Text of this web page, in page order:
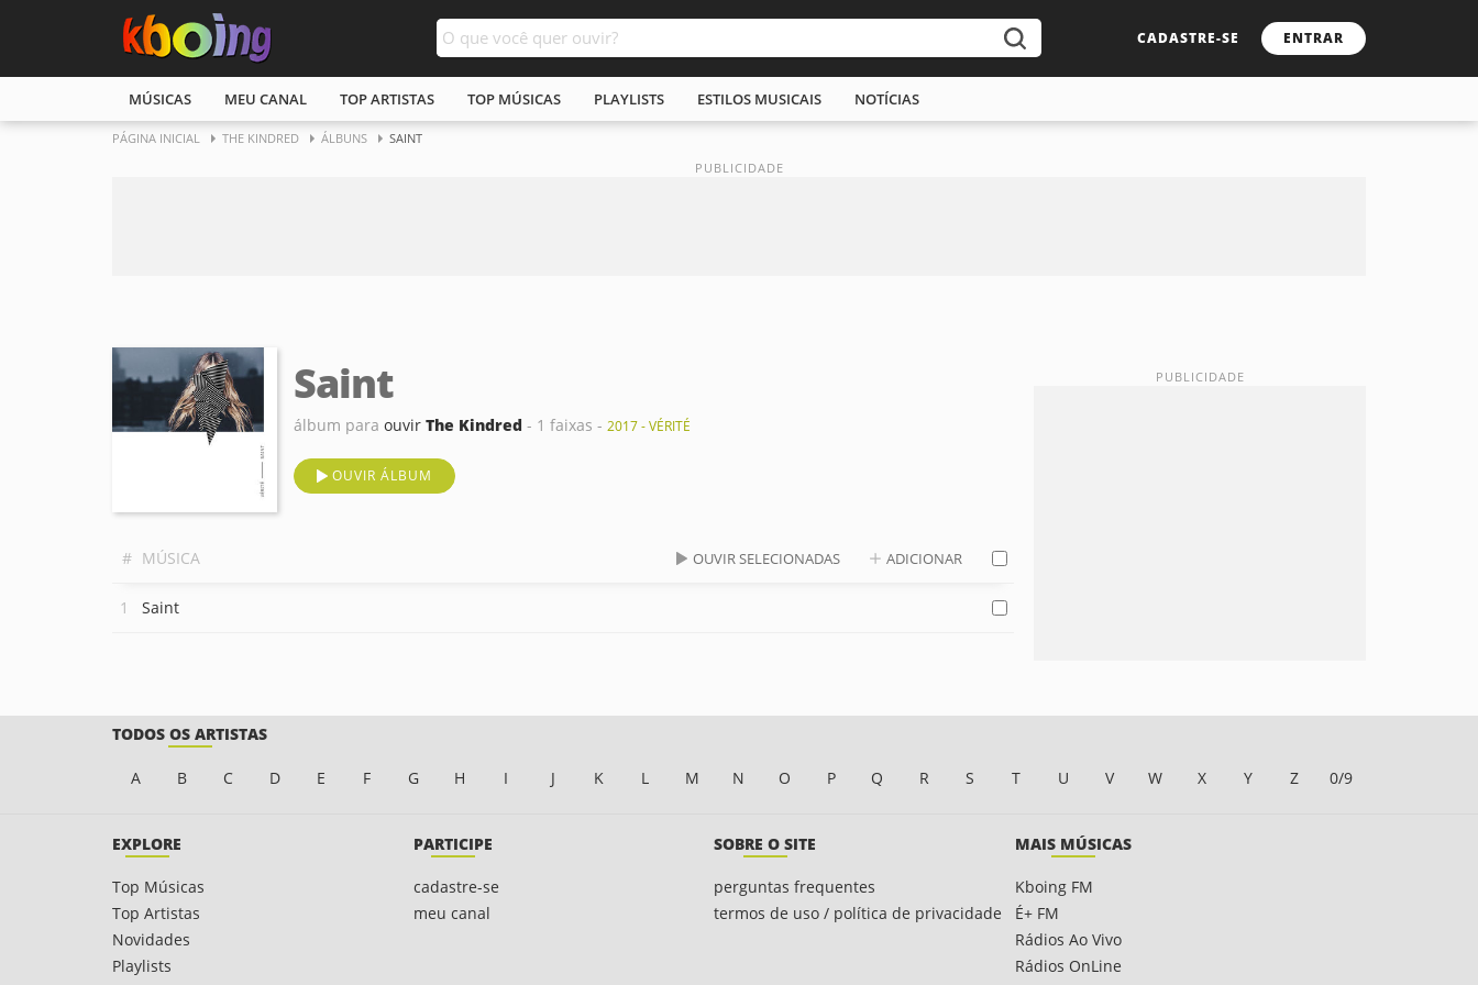
CADASTRE-SE ENTRAR
MÚSICAS MEU CANAL TOP ARTISTAS TOP MÚSICAS PLAYLISTS ESTILOS MUSICAIS NOTÍCIAS
PÁGINA INICIAL THE KINDRED ÁLBUNS SAINT
Saint
álbum para ouvir The Kindred - 1 faixas - 2017 - VÉRITÉ
OUVIR ÁLBUM
# MÚSICA OUVIR SELECIONADAS ADICIONAR
Saint
TODOS OS ARTISTAS
A B C D E F G H I J K L M N O P Q R S T U V W X Y Z 0/9
EXPLORE
Top Músicas
Top Artistas
Novidades
Playlists
PARTICIPE
cadastre-se
meu canal
SOBRE O SITE
perguntas frequentes
termos de uso / política de privacidade
MAIS MÚSICAS
Kboing FM
É+ FM
Rádios Ao Vivo
Rádios OnLine